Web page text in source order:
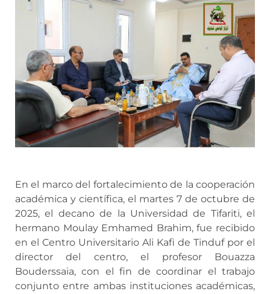
En el marco del fortalecimiento de la cooperación
académica y científica, el martes 7 de octubre de
2025, el decano de la Universidad de Tifariti, el
hermano Moulay Emhamed Brahim, fue recibido
en el Centro Universitario Ali Kafi de Tinduf por el
director del centro, el profesor Bouazza
Bouderssaia, con el fin de coordinar el trabajo
conjunto entre ambas instituciones académicas,